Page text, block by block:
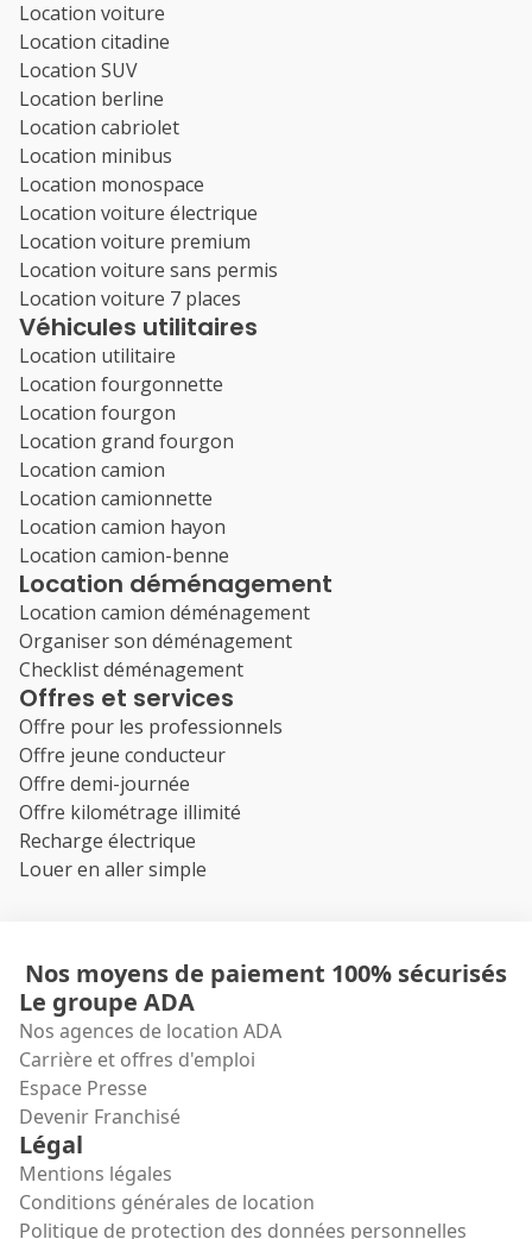
Location voiture
Location citadine
Location SUV
Location berline
Location cabriolet
Location minibus
Location monospace
Location voiture électrique
Location voiture premium
Location voiture sans permis
Location voiture 7 places
Véhicules utilitaires
Location utilitaire
Location fourgonnette
Location fourgon
Location grand fourgon
Location camion
Location camionnette
Location camion hayon
Location camion-benne
Location déménagement
Location camion déménagement
Organiser son déménagement
Checklist déménagement
Offres et services
Offre pour les professionnels
Offre jeune conducteur
Offre demi-journée
Offre kilométrage illimité
Recharge électrique
Louer en aller simple
Nos moyens de paiement 100% sécurisés
Le groupe ADA
Nos agences de location ADA
Carrière et offres d'emploi
Espace Presse
Devenir Franchisé
Légal
Mentions légales
Conditions générales de location
Politique de protection des données personnelles